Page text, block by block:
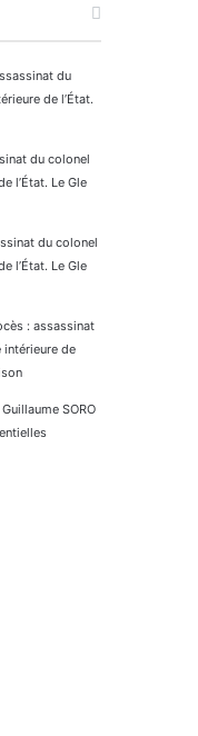
du
de l’État.
du colonel
l’État. Le Gle
du colonel
l’État. Le Gle
: assassinat
de
Guillaume SORO